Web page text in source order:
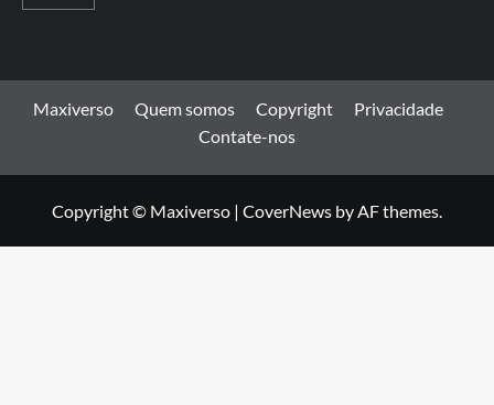
Maxiverso Quem somos Copyright
Privacidade
Contate-nos
Copyright © Maxiverso | CoverNews by AF themes.